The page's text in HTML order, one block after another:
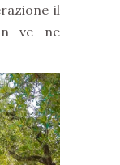
il
ve ne